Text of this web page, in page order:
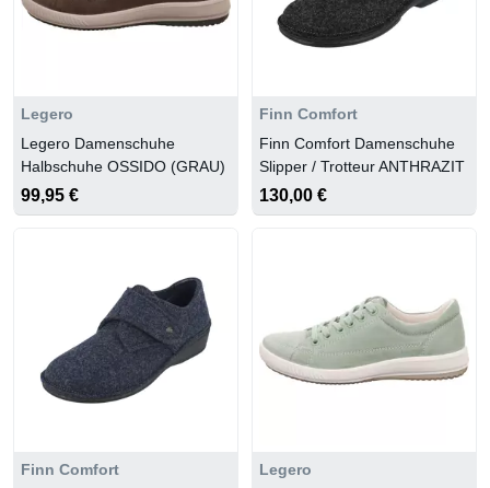
Legero
Legero Damenschuhe
Halbschuhe OSSIDO (GRAU)
99,95 €
Finn Comfort
Finn Comfort Damenschuhe
Slipper / Trotteur ANTHRAZIT
130,00 €
Finn Comfort
Legero